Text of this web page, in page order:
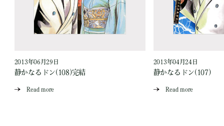
2013年06月29日
静かなるドン(108)完結
Read more
2013年04月24日
静かなるドン(107)
Read more